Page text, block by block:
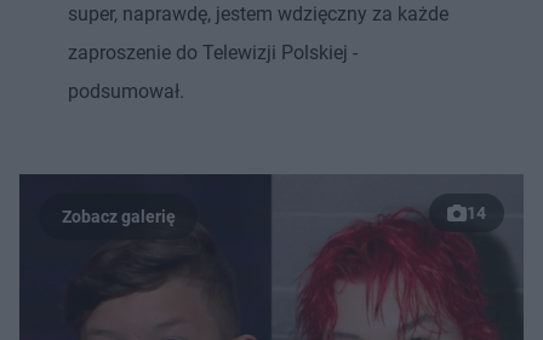
super, naprawdę, jestem wdzięczny za każde
zaproszenie do Telewizji Polskiej -
podsumował.
14